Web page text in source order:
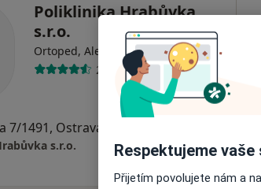
Poliklinika Hrabůvka
s.r.o.
Ortoped, Alergolog, Chirurg ·Více
236 názorů
7/1491, Ostrava
s.r.o. Respektujeme
Přijetím povolujete nám a